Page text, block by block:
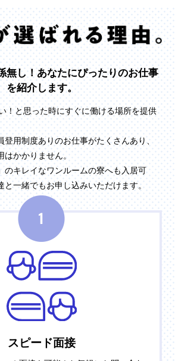
無し！あなたにぴったりのお仕事
を紹介します。
！と思った時にすぐに働ける場所を提供
登用制度ありのお仕事がたくさんあり、
はかかりません。
のキレイなワンルームの寮へも入居可
と一緒でもお申し込みいただけます。
スピード面接